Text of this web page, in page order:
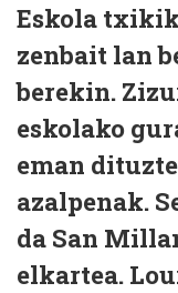
Eskola
zenbait lan
berekin.
eskolako
eman
azalpenak.
da San
elkartea.